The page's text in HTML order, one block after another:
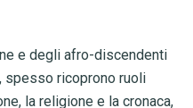
e degli afro-discendenti
spesso ricoprono ruoli
la religione e la cronaca,